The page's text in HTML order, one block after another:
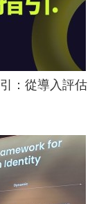
：從導入評估